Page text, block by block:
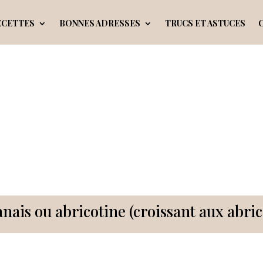
BONNES ADRESSES TRUCS ET ASTUCES
ou abricotine (croissant aux